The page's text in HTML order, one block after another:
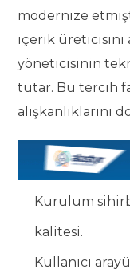
modernize
içerik üreticisini
yöneticisinin
tutar. Bu tercih
Kurulum
kalitesi.
Kullanıcı